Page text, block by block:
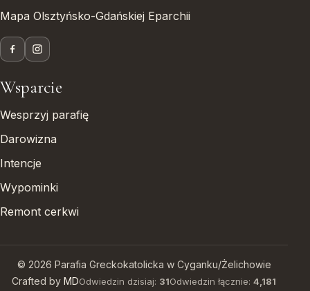
Mapa Olsztyńsko-Gdańskiej Eparchii
Wsparcie
Wesprzyj parafię
Darowizna
Intencje
Wypominki
Remont cerkwi
© 2026 Parafia Greckokatolicka w Cyganku/Żelichowie
Crafted by MDOdwiedzin dzisiaj: 31Odwiedzin łącznie: 4,181